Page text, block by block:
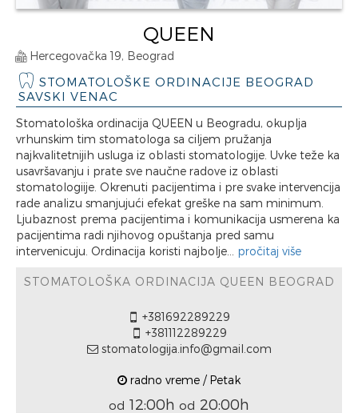
QUEEN
Hercegovačka 19, Beograd
STOMATOLOŠKE ORDINACIJE BEOGRAD
SAVSKI VENAC
Stomatološka ordinacija QUEEN u Beogradu, okuplja
vrhunskim tim stomatologa sa ciljem pružanja
najkvalitetnijih usluga iz oblasti stomatologije. Uvke teže ka
usavršavanju i prate sve naučne radove iz oblasti
stomatologiije. Okrenuti pacijentima i pre svake intervencija
rade analizu smanjujući efekat greške na sam minimum.
Ljubaznost prema pacijentima i komunikacija usmerena ka
pacijentima radi njihovog opuštanja pred samu
intervenicuju. Ordinacija koristi najbolje... pročitaj više
STOMATOLOŠKA ORDINACIJA QUEEN BEOGRAD
+381692289229
+381112289229
stomatologija.info@gmail.com
radno vreme / Petak
od 12:00h od 20:00h